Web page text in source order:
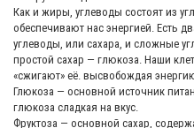
Как и жиры, углеводы состоят из
обеспечивают нас энергией. Есть
углеводы, или сахара, и сложные
простой сахар — глюкоза. Наши
«сжигают» её. высвобождая
Глюкоза — основной источник
глюкоза сладкая на вкус.
Фруктоза — основной сахар,